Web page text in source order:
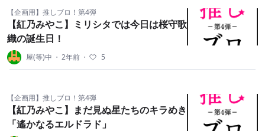
【企画用】推しブロ！第4弾
【紅乃みやこ】ミリシタでは今日は桜守歌
織の誕生日！
屋(等)中 ・ 2年前 ・ 5
【企画用】推しブロ！第4弾
【紅乃みやこ】まだ見ぬ星たちのキラめき
「遙かなるエルドラド」